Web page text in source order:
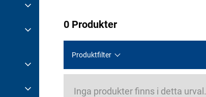
0 Produkter
Produktfilter
Inga produkter finns i detta urval.